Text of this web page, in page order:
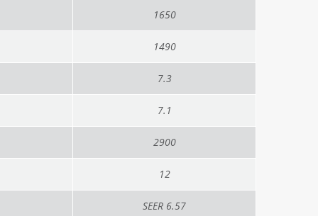
1650
1490
7.3
7.1
2900
12
SEER 6.57